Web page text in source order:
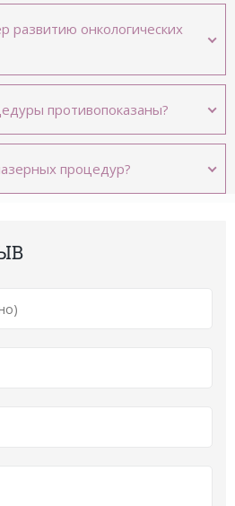
развитию онкологических
противопоказаны?
процедур?